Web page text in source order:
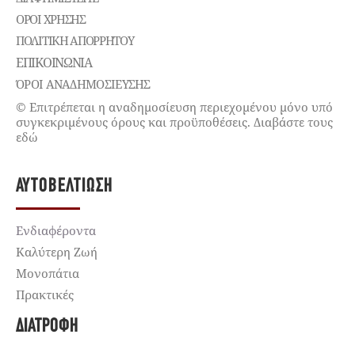
ΌΡΟΙ ΧΡΉΣΗΣ
ΠΟΛΙΤΙΚΉ ΑΠΟΡΡΉΤΟΥ
ΕΠΙΚΟΙΝΩΝΊΑ
ΌΡΟΙ ΑΝΑΔΗΜΟΣΙΕΥΣΗΣ
© Επιτρέπεται η αναδημοσίευση περιεχομένου μόνο υπό
συγκεκριμένους όρους και προϋποθέσεις. Διαβάστε τους
εδώ
ΑΥΤΟΒΕΛΤΊΩΣΗ
Ενδιαφέροντα
Καλύτερη Ζωή
Μονοπάτια
Πρακτικές
ΔΙΑΤΡΟΦΉ